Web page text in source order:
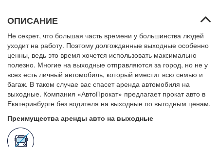
ОПИСАНИЕ
Не секрет, что большая часть времени у большинства людей
уходит на работу. Поэтому долгожданные выходные особенно
ценны, ведь это время хочется использовать максимально
полезно. Многие на выходные отправляются за город, но не у
всех есть личный автомобиль, который вместит всю семью и
багаж. В таком случае вас спасет аренда автомобиля на
выходные. Компания «АвтоПрокат» предлагает прокат авто в
Екатеринбурге без водителя на выходные по выгодным ценам.
Преимущества аренды авто на выходные